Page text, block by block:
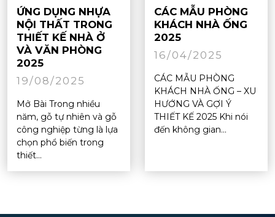
ỨNG DỤNG NHỰA
NỘI THẤT TRONG
THIẾT KẾ NHÀ Ở
VÀ VĂN PHÒNG
2025
19/08/2025
Mở Bài Trong nhiều
năm, gỗ tự nhiên và gỗ
công nghiệp từng là lựa
chọn phổ biến trong
thiết...
CÁC MẪU PHÒNG
KHÁCH NHÀ ỐNG
2025
16/04/2025
CÁC MẪU PHÒNG
KHÁCH NHÀ ỐNG – XU
HƯỚNG VÀ GỢI Ý
THIẾT KẾ 2025 Khi nói
đến không gian...